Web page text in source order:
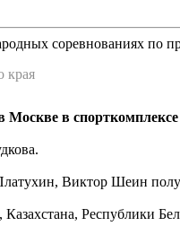
края
в
Виктор Шеин
Республики